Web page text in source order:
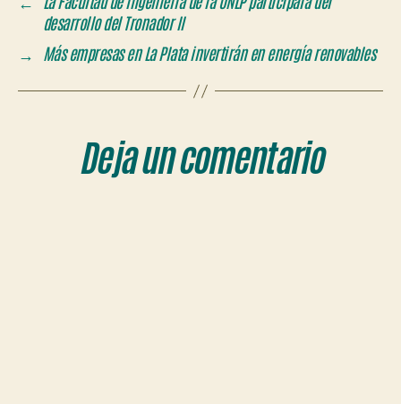
desarrollo del Tronador II
→ Más empresas en La Plata invertirán en energía renovables
Deja un comentario